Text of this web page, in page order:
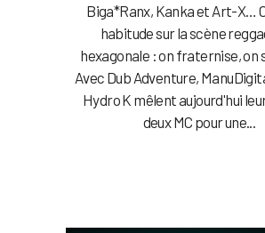
Biga*Ranx, Kanka et Art-X…
habitude sur la scène
hexagonale : on fraternise, on
Avec Dub Adventure,
Hydro K mêlent aujourd'hui
deux MC pour une...